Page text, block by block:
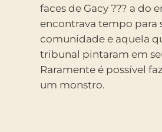
faces de Gacy ??? a do
encontrava tempo para
comunidade e aquela
tribunal pintaram em
Raramente é possível
um monstro.